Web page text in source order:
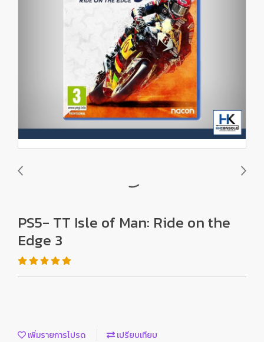
PS5- TT Isle of Man: Ride on the
Edge 3
เพิ่มรายการโปรด เปรียบเทียบ